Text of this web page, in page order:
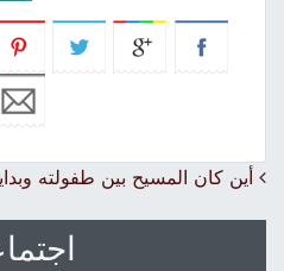
navigation
أين كان المسيح بين طفولته وبداية